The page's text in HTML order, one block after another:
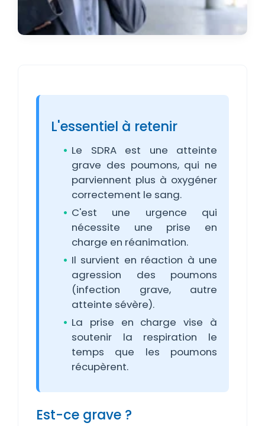
L'essentiel à retenir
Le SDRA est une atteinte
grave des poumons, qui ne
parviennent plus à oxygéner
correctement le sang.
C'est une urgence qui
nécessite une prise en
charge en réanimation.
Il survient en réaction à une
agression des poumons
(infection grave, autre
atteinte sévère).
La prise en charge vise à
soutenir la respiration le
temps que les poumons
récupèrent.
Est-ce grave ?